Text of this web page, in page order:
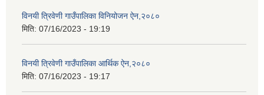
विनयी त्रिवेणी गाउँपालिका विनियोजन ऐन,२०८०
मिति: 07/16/2023 - 19:19
विनयी त्रिवेणी गाउँपालिका आर्थिक ऐन,२०८०
मिति: 07/16/2023 - 19:17